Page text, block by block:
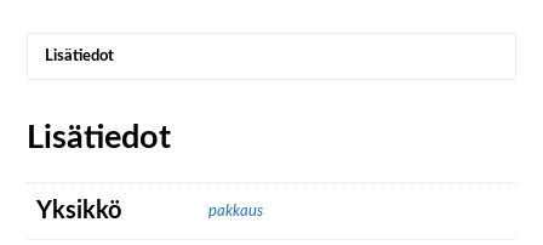
Lisätiedot
Lisätiedot
Yksikkö pakkaus